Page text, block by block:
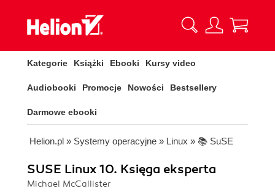
Kategorie Książki Ebooki Kursy video
Audiobooki Promocje Nowości Bestsellery
Darmowe ebooki
Helion.pl » Systemy operacyjne » Linux » 📚 SuSE
SUSE Linux 10. Księga eksperta
Michael McCallister